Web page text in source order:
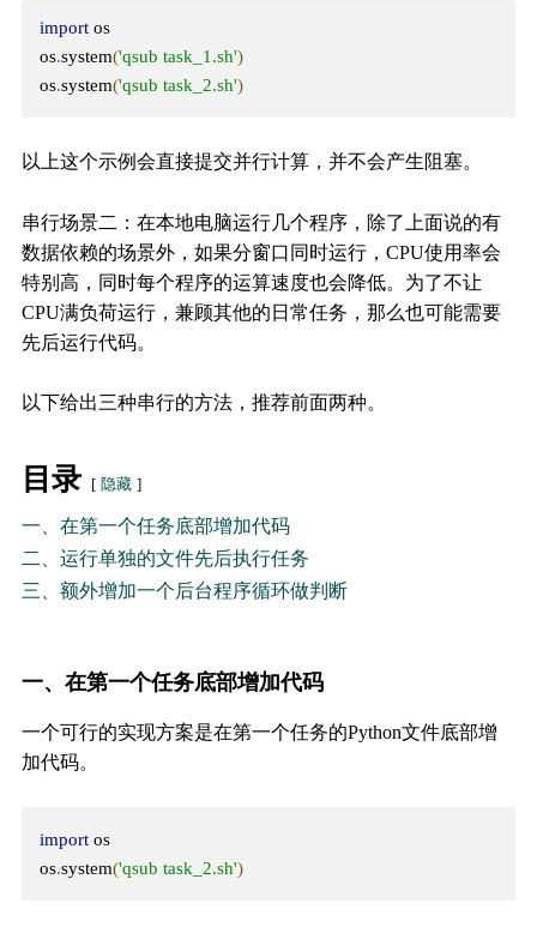
import os
os.system('qsub task_1.sh')
os.system('qsub task_2.sh')
以上这个示例会直接提交并行计算，并不会产生阻塞。
串行场景二：在本地电脑运行几个程序，除了上面说的有
数据依赖的场景外，如果分窗口同时运行，CPU使用率会
特别高，同时每个程序的运算速度也会降低。为了不让
CPU满负荷运行，兼顾其他的日常任务，那么也可能需要
先后运行代码。
以下给出三种串行的方法，推荐前面两种。
目录 隐藏
一、在第一个任务底部增加代码
二、运行单独的文件先后执行任务
三、额外增加一个后台程序循环做判断
一、在第一个任务底部增加代码
一个可行的实现方案是在第一个任务的Python文件底部增
加代码。
import os
os.system('qsub task_2.sh')